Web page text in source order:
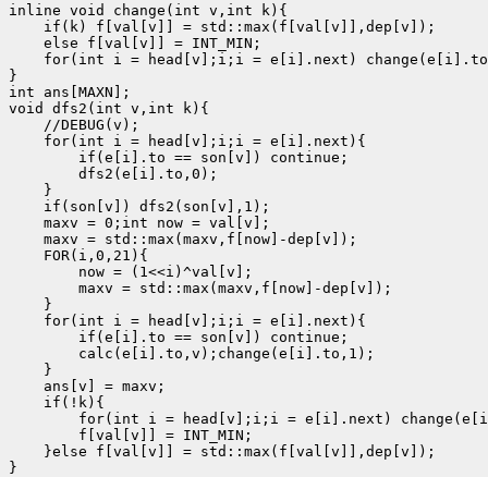
inline void change(int v,int k){
    if(k) f[val[v]] = std::max(f[val[v]],dep[v]);
    else f[val[v]] = INT_MIN;
for(int i = head[v];i;i = e[i].next)
}
int ans[MAXN];
void dfs2(int v,int k){
    //DEBUG(v);
    for(int i = head[v];i;i = e[i].next){
        if(e[i].to == son[v]) continue;
        dfs2(e[i].to,0);
    }
    if(son[v]) dfs2(son[v],1);
    maxv = 0;int now = val[v];
    maxv = std::max(maxv,f[now]-dep[v]);
    FOR(i,0,21){
        now = (1<<i)^val[v];
        maxv = std::max(maxv,f[now]-dep[v]);
    }
    for(int i = head[v];i;i = e[i].next){
        if(e[i].to == son[v]) continue;
        calc(e[i].to,v);change(e[i].to,1);
    }
    ans[v] = maxv;
    if(!k){
for(int i = head[v];i;i = e[i].next)
        f[val[v]] = INT_MIN;
    }else f[val[v]] = std::max(f[val[v]],dep[v]);
}